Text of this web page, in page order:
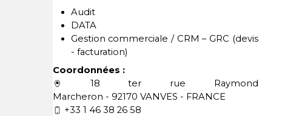
Audit
DATA
Gestion commerciale / CRM – GRC (devis
- facturation)
Coordonnées :
18 ter rue Raymond
Marcheron - 92170 VANVES - FRANCE
+33 1 46 38 26 58